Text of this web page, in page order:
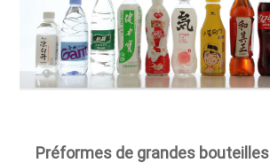
Préformes de grandes bouteilles